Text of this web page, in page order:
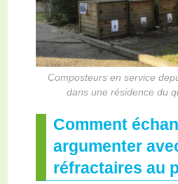
Composteurs en service
dans une résidence du
Comment
argumenter
réfractaires au